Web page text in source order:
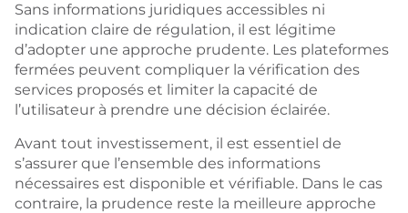
Sans informations juridiques accessibles ni
indication claire de régulation, il est légitime
d’adopter une approche prudente. Les plateformes
fermées peuvent compliquer la vérification des
services proposés et limiter la capacité de
l’utilisateur à prendre une décision éclairée.
Avant tout investissement, il est essentiel de
s’assurer que l’ensemble des informations
nécessaires est disponible et vérifiable. Dans le cas
contraire, la prudence reste la meilleure approche